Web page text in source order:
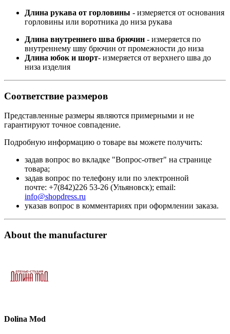
Длина рукава от горловины - измеряется от основания
горловины или воротника до низа рукава
Длина внутреннего шва брючин - измеряется по
внутреннему шву брючин от промежности до низа
Длина юбок и шорт- измеряется от верхнего шва до
низа изделия
Соответствие размеров
Представленные размеры являются примерными и не
гарантируют точное совпадение.
Подробную информацию о товаре вы можете получить:
задав вопрос во вкладке "Вопрос-ответ" на странице
товара;
задав вопрос по телефону или по электронной
почте: +7(842)226 53-26 (Ульяновск); email:
info@shopdress.ru
указав вопрос в комментариях при оформлении заказа.
About the manufacturer
Dolina Mod